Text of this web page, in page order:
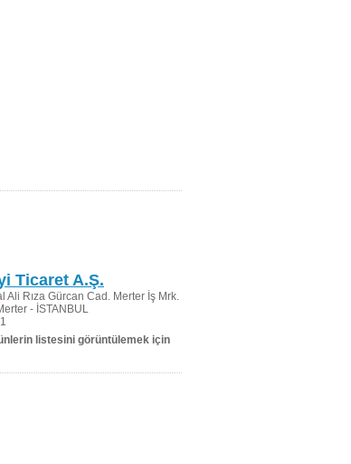
Ticaret A.Ş.
Ali Rıza Gürcan Cad. Merter İş Mrk.
- İSTANBUL
listesini görüntülemek için